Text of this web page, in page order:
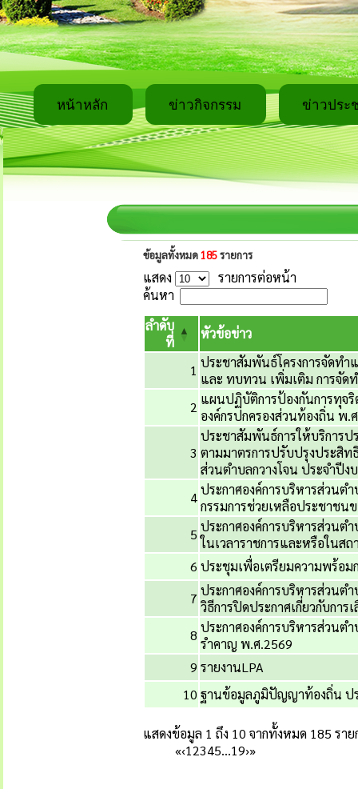
หน้าหลัก ข่าวกิจกรรม ข่าวประ
ข้อมูลทั้งหมด 185รายการ
แสดง
รายการต่อหน้า
ค้นหา
ลำดับ
ที่
หัวข้อข่าว
1 ประชาสัมพันธ์โครงการจัดท
และ ทบทวน เพิ่มเติม การจั
2 แผนปฏิบัติการป้องกันการทุจ
องค์กรปกครองส่วนท้องถิ่น พ.
3
ประชาสัมพันธ์การให้บริการป
ตามมาตรการปรับปรุงประสิท
ส่วนตำบลกวางโจน ประจำปี
4ประกาศองค์การบริหารส่วนต
กรรมการช่วยเหลือประชาชน
5 ประกาศองค์การบริหารส่วนต
ในเวลาราชการและหรือในส
6 ประชุมเพื่อเตรียมความพร้อม
7 ประกาศองค์การบริหารส่วนต
วิธีการปิดประกาศเกี่ยวกับกา
8 ประกาศองค์การบริหารส่วนต
รำคาญ พ.ศ.2569
9 รายงานLPA
10 ฐานข้อมูลภูมิปัญญาท้องถิ่น ป
แสดงข้อมูล 1 ถึง 10 จากทั้งหมด 185 ราย
«‹12345…19›»